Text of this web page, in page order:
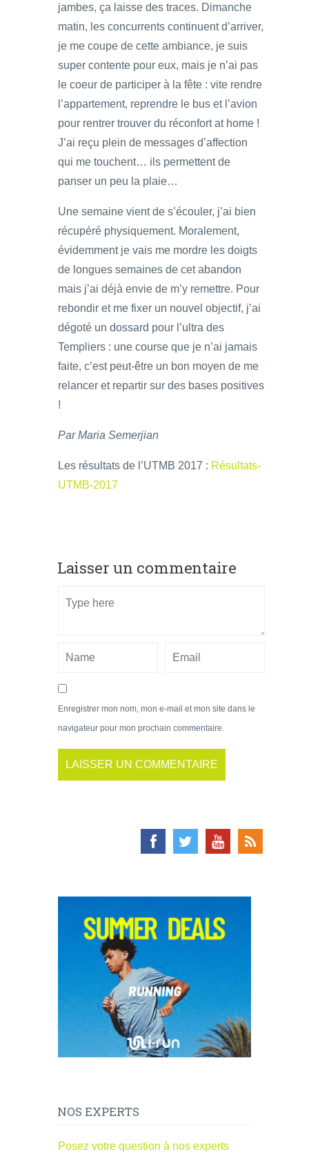
jambes, ça laisse des traces. Dimanche
matin, les concurrents continuent d’arriver,
je me coupe de cette ambiance, je suis
super contente pour eux, mais je n’ai pas
le coeur de participer à la fête : vite rendre
l’appartement, reprendre le bus et l’avion
pour rentrer trouver du réconfort at home !
J’ai reçu plein de messages d’affection
qui me touchent… ils permettent de
panser un peu la plaie…
Une semaine vient de s’écouler, j’ai bien
récupéré physiquement. Moralement,
évidemment je vais me mordre les doigts
de longues semaines de cet abandon
mais j’ai déjà envie de m’y remettre. Pour
rebondir et me fixer un nouvel objectif, j’ai
dégoté un dossard pour l’ultra des
Templiers : une course que je n’ai jamais
faite, c’est peut-être un bon moyen de me
relancer et repartir sur des bases positives
!
Par Maria Semerjian
Les résultats de l’UTMB 2017 : Résultats-
UTMB-2017
Laisser un commentaire
Enregistrer mon nom, mon e-mail et mon site dans le
navigateur pour mon prochain commentaire.
NOS EXPERTS
Posez votre question à nos experts